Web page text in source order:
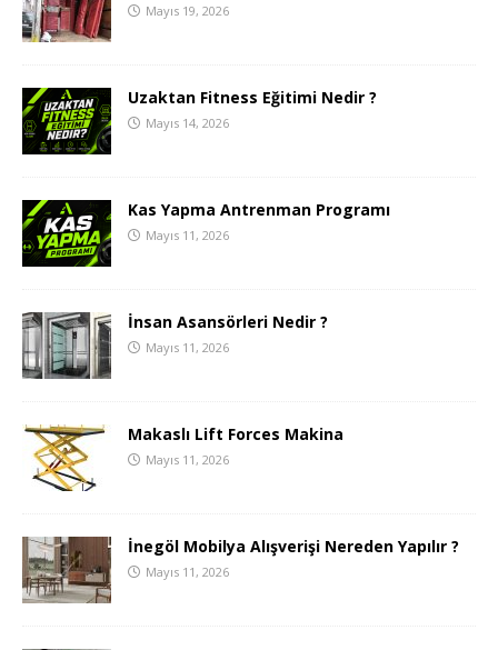
Mayıs 19, 2026
Uzaktan Fitness Eğitimi Nedir ?
Mayıs 14, 2026
Kas Yapma Antrenman Programı
Mayıs 11, 2026
İnsan Asansörleri Nedir ?
Mayıs 11, 2026
Makaslı Lift Forces Makina
Mayıs 11, 2026
İnegöl Mobilya Alışverişi Nereden Yapılır ?
Mayıs 11, 2026